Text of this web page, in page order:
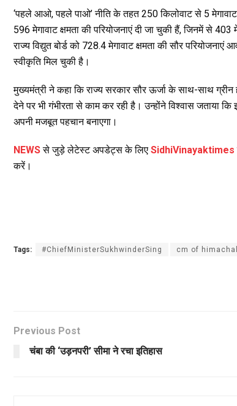
‘पहले आओ, पहले पाओ’ नीति के तहत 250 किलोवाट से 5
596 मेगावाट क्षमता की परियोजनाएं दी जा चुकी हैं, जिनमें से
राज्य विद्युत बोर्ड को 728.4 मेगावाट क्षमता की सौर
स्वीकृति मिल चुकी है।
मुख्यमंत्री ने कहा कि राज्य सरकार सौर ऊर्जा के साथ-साथ
देने पर भी गंभीरता से काम कर रही है। उन्होंने विश्वास जताया
अपनी मजबूत पहचान बनाएगा।
NEWSसे जुड़े लेटेस्ट अपडेट्स के लिए SidhiVinayaktimes
करें।
Tags: #ChiefMinisterSukhwinderSing cm of
Previous Post
चंबा की ‘उड़नपरी’ सीमा ने रचा इतिहास